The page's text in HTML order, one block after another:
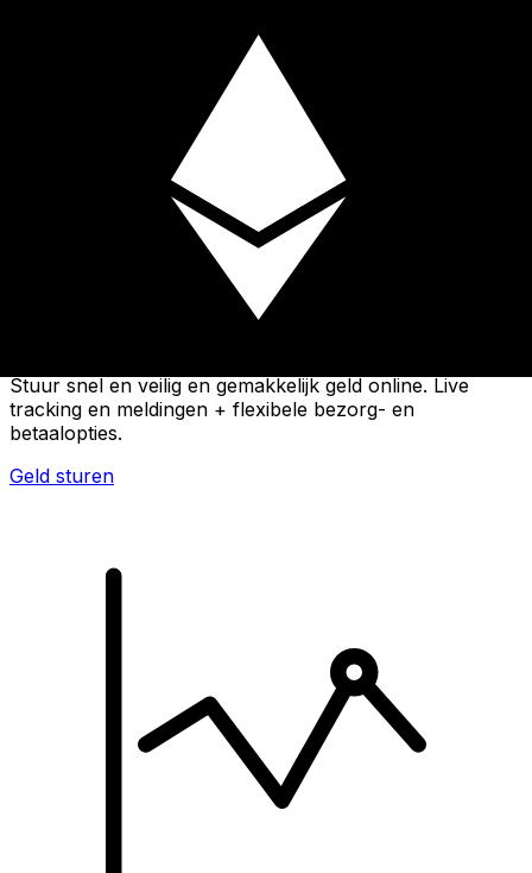
Stuur snel en veilig en gemakkelijk geld online. Live
tracking en meldingen + flexibele bezorg- en
betaalopties.
Geld sturen